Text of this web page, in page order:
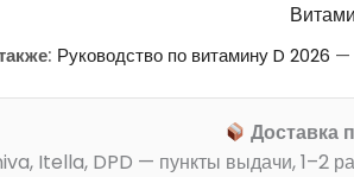
Руководство по витамину D 2026 —
Доставка
Itella, DPD — пункты выдачи, 1–2